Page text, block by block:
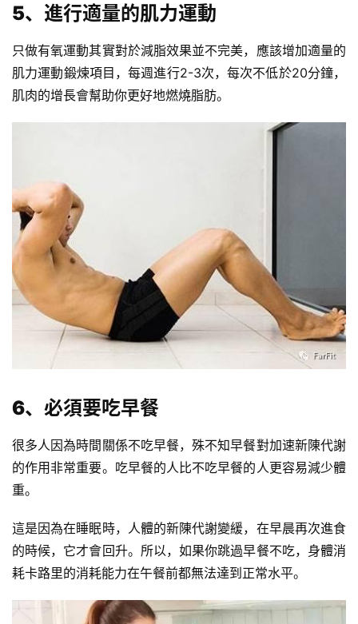
5、進行適量的肌力運動
只做有氧運動其實對於減脂效果並不完美，應該增加適量的
肌力運動鍛煉項目，每週進行2-3次，每次不低於20分鐘，
肌肉的增長會幫助你更好地燃燒脂肪。
6、必須要吃早餐
很多人因為時間關係不吃早餐，殊不知早餐對加速新陳代謝
的作用非常重要。吃早餐的人比不吃早餐的人更容易減少體
重。
這是因為在睡眠時，人體的新陳代謝變緩，在早晨再次進食
的時候，它才會回升。所以，如果你跳過早餐不吃，身體消
耗卡路里的消耗能力在午餐前都無法達到正常水平。